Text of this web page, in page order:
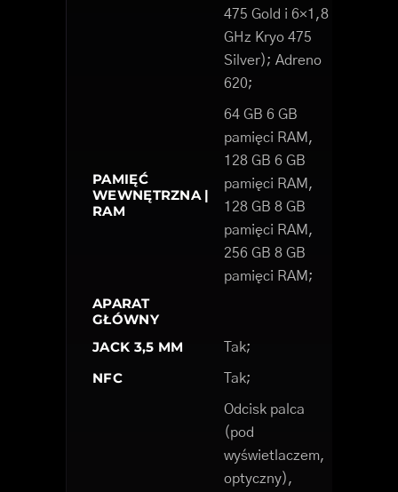
475 Gold i 6×1,8
GHz Kryo 475
Silver); Adreno
620;
PAMIĘĆ
WEWNĘTRZNA |
RAM
64 GB 6 GB
pamięci RAM,
128 GB 6 GB
pamięci RAM,
128 GB 8 GB
pamięci RAM,
256 GB 8 GB
pamięci RAM;
APARAT
GŁÓWNY
JACK 3,5 MM
Tak;
NFC Tak;
Odcisk palca
(pod
wyświetlaczem,
optyczny),